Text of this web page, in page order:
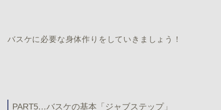
バスケに必要な身体作りをしていきましょう！
PART5…バスケの基本「ジャブステップ」